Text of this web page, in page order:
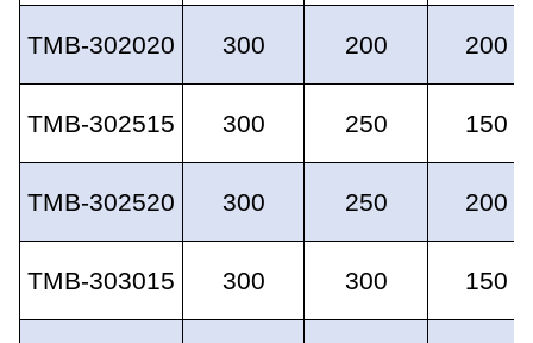
TMB-302020 300 200 200
TMB-302515 300 250 150
TMB-302520 300 250 200
TMB-303015 300 300 150